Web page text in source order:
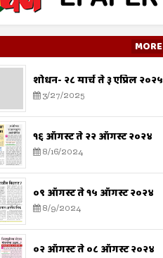
MORE
शोधन- २८ मार्च ते ३ एप्रिल २०२५
3/27/2025
१६ ऑगस्ट ते २२ ऑगस्ट २०२४
8/16/2024
०९ ऑगस्ट ते १५ ऑगस्ट २०२४
8/9/2024
०२ ऑगस्ट ते ०८ ऑगस्ट २०२४